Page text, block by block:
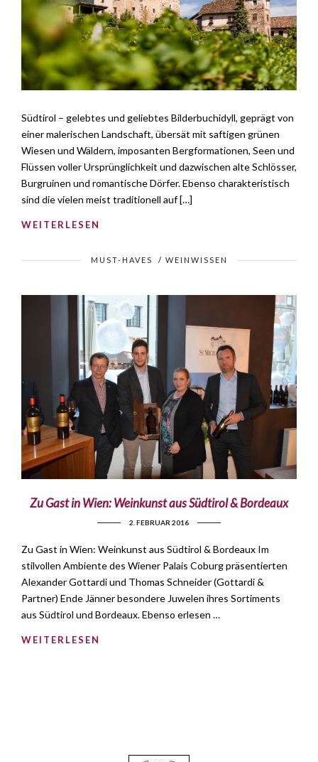
Südtirol – gelebtes und geliebtes Bilderbuchidyll, geprägt von
einer malerischen Landschaft, übersät mit saftigen grünen
Wiesen und Wäldern, imposanten Bergformationen, Seen und
Flüssen voller Ursprünglichkeit und dazwischen alte Schlösser,
Burgruinen und romantische Dörfer. Ebenso charakteristisch
sind die vielen meist traditionell auf […]
WEITERLESEN
MUST-HAVES / WEINWISSEN
Zu Gast in Wien: Weinkunst aus Südtirol & Bordeaux
2. FEBRUAR 2016
Zu Gast in Wien: Weinkunst aus Südtirol & Bordeaux Im
stilvollen Ambiente des Wiener Palais Coburg präsentierten
Alexander Gottardi und Thomas Schneider (Gottardi &
Partner) Ende Jänner besondere Juwelen ihres Sortiments
aus Südtirol und Bordeaux. Ebenso erlesen …
WEITERLESEN